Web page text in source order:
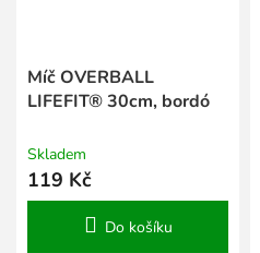
Míč OVERBALL
LIFEFIT® 30cm, bordó
Skladem
119 Kč
Do košíku